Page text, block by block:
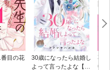
目の花
30歳になったら結婚し
よって言ったよな【合
不
中